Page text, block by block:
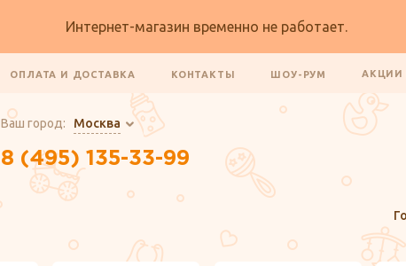
Интернет-магазин временно не работает.
ОПЛАТА И ДОСТАВКА КОНТАКТЫ ШОУ-РУМ АКЦИИ
Ваш город: Москва
8 (495) 135-33-99